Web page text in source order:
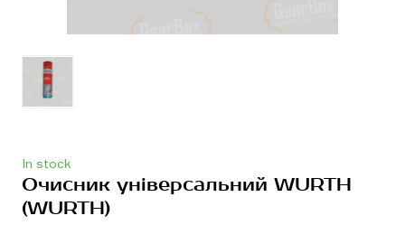
In stock
Очисник універсальний WURTH
(WURTH)